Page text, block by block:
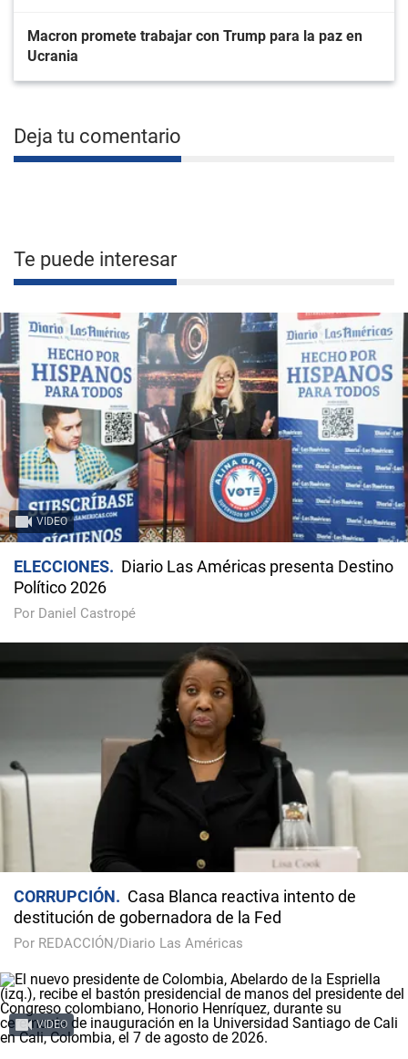
Macron promete trabajar con Trump para la paz en
Ucrania
Deja tu comentario
Te puede interesar
VIDEO
ELECCIONES
Diario Las Américas presenta Destino
Político 2026
Por Daniel Castropé
CORRUPCIÓN
Casa Blanca reactiva intento de
destitución de gobernadora de la Fed
Por REDACCIÓN/Diario Las Américas
VIDEO